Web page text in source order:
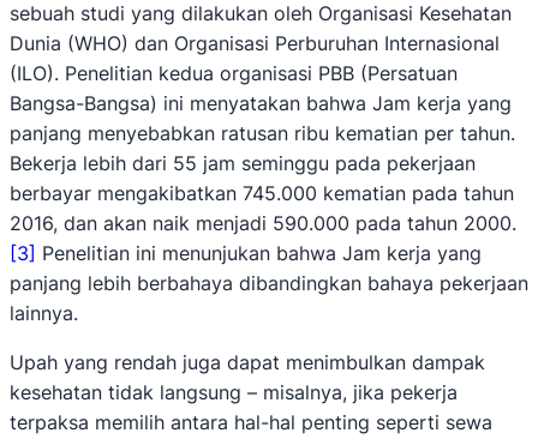
sebuah studi yang dilakukan oleh Organisasi Kesehatan
Dunia (WHO) dan Organisasi Perburuhan Internasional
(ILO). Penelitian kedua organisasi PBB (Persatuan
Bangsa-Bangsa) ini menyatakan bahwa Jam kerja yang
panjang menyebabkan ratusan ribu kematian per tahun.
Bekerja lebih dari 55 jam seminggu pada pekerjaan
berbayar mengakibatkan 745.000 kematian pada tahun
2016, dan akan naik menjadi 590.000 pada tahun 2000.
[3] Penelitian ini menunjukan bahwa Jam kerja yang
panjang lebih berbahaya dibandingkan bahaya pekerjaan
lainnya.
Upah yang rendah juga dapat menimbulkan dampak
kesehatan tidak langsung – misalnya, jika pekerja
terpaksa memilih antara hal-hal penting seperti sewa